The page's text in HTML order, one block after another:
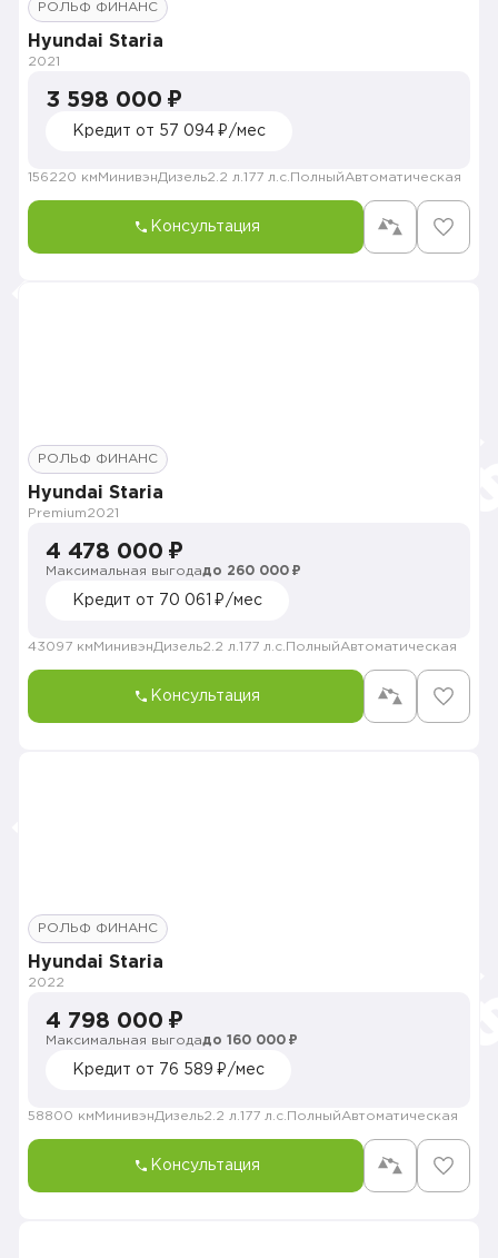
РОЛЬФ ФИНАНС
Hyundai Staria
2021
3 598 000 ₽
Кредит от 57 094 ₽/мес
156220 км МинивэнДизель2.2 л. 177 л.с. ПолныйАвтоматическая
Консультация
РОЛЬФ ФИНАНС
Hyundai Staria
Premium2021
4 478 000 ₽
Максимальная выгодадо 260 000 ₽
Кредит от 70 061 ₽/мес
43097 км МинивэнДизель2.2 л. 177 л.с. ПолныйАвтоматическая
Консультация
РОЛЬФ ФИНАНС
Hyundai Staria
2022
4 798 000 ₽
Максимальная выгодадо 160 000 ₽
Кредит от 76 589 ₽/мес
58800 км МинивэнДизель2.2 л. 177 л.с. ПолныйАвтоматическая
Консультация